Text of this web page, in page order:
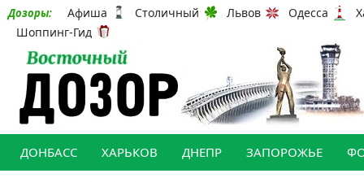
Дозоры: Афиша Столичный Львов Одесса
Шоппинг-Гид
ДОНБАСС ХАРЬКОВ ДНЕПР ЗАПОРОЖЬЕ